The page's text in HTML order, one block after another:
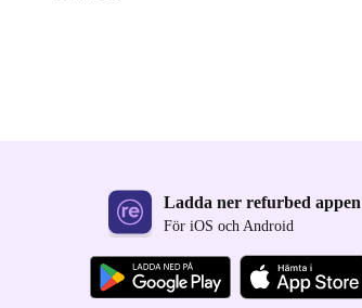
Ladda ner refurbed appen
För iOS och Android